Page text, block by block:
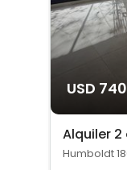
USD 740